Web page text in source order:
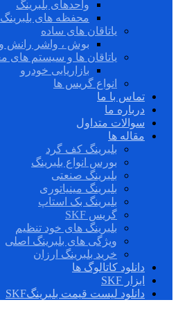
واحدهای بلبرینگ
محفظه های بلبرینگ
یاتاقان های ساده
بوش ، واشر رانش و
یاتاقان ها و سیستم های
بازاریابی خودرو
انواع گریس ها
تماس با ما
درباره ما
سوالات متداول
مقاله ها
بلبرینگ کف گرد
بورس انواع بلبرینگ
بلبرینگ صنعتی
بلبرینگ مینیاتوری
بلبرینگ بک استاپ
گریس SKF
بلبرینگ های خود تنظیم
ویژگی های بلبرینگ اصلی
خرید بلبرینگ ارزان
دانلود کاتالوگ ها
ابزار SKF
دانلود لیست قیمت بلبرینگSKF